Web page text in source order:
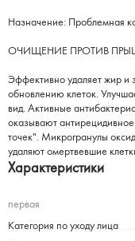
Назначение: Проблемная
ОЧИЩЕНИЕ ПРОТИВ
Эффективно удаляет жир и
обновлению клеток.
вид. Активные
оказывают
точек". Микрогранулы
удаляют омертвевшие
Характеристики
первая
Категория по уходу лица